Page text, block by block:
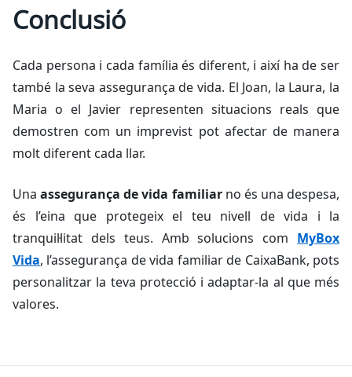
Conclusió
Cada persona i cada família és diferent, i així ha de ser
també la seva assegurança de vida. El Joan, la Laura, la
Maria o el Javier representen situacions reals que
demostren com un imprevist pot afectar de manera
molt diferent cada llar.
Unaassegurança de vida familiarno és una despesa,
és l’eina que protegeix el teu nivell de vida i la
tranquil·litat dels teus. Amb solucions com MyBox
Vida, l’assegurança de vida familiar de CaixaBank, pots
personalitzar la teva protecció i adaptar-la al que més
valores.